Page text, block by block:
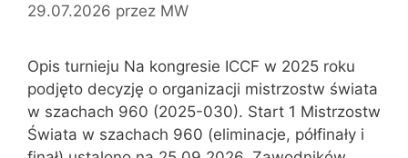
29.07.2026 przez MW
Opis turnieju Na kongresie ICCF w 2025 roku
podjęto decyzję o organizacji mistrzostw świata
w szachach 960 (2025-030). Start 1 Mistrzostw
Świata w szachach 960 (eliminacje, półfinały i